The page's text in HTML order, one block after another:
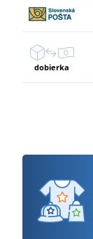
dobierka